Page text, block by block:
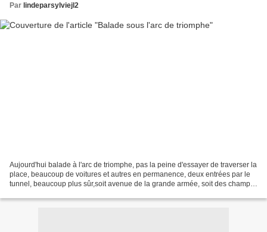
Par lindeparsylviejl2
Aujourd'hui balade à l'arc de triomphe, pas la peine d'essayer de traverser la
place, beaucoup de voitures et autres en permanence, deux entrées par le
tunnel, beaucoup plus sûr,soit avenue de la grande armée, soit des champs